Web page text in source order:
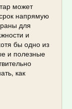
может
напрямую
для
и
бы одно из
и полезные
как